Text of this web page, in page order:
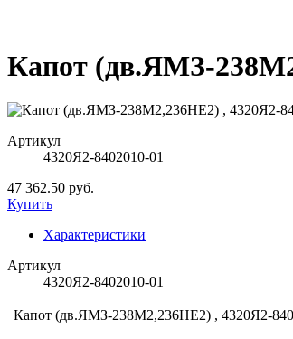
Капот (дв.ЯМЗ-
Артикул
4320Я2-8402010-01
47 362.50 руб.
Купить
Характеристики
Артикул
4320Я2-8402010-01
Капот (дв.ЯМЗ-238М2,236НЕ2) , 4320Я2-